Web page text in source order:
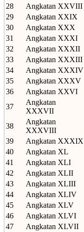
28
Angkatan XXVIII
29
Angkatan XXIX
30
Angkatan XXX
31
Angkatan XXXI
32
Angkatan XXXII
33
Angkatan XXXIII
34
Angkatan XXXIV
35
Angkatan XXXV
36
Angkatan XXVI
37
Angkatan
XXXVII
38
Angkatan
XXXVIII
39
Angkatan XXXIX
40
Angkatan XL
41
Angkatan XLI
42
Angkatan XLII
43
Angkatan XLIII
44
Angkatan XLIV
45
Angkatan XLV
46
Angkatan XLVI
47
Angkatan XLVII